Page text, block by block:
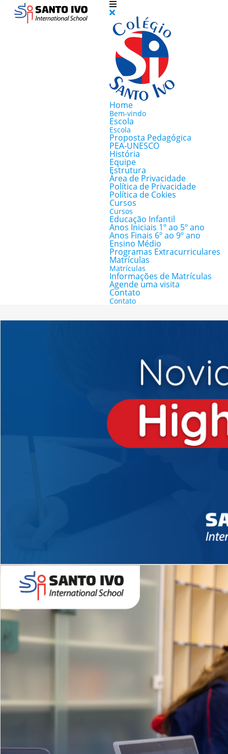
Home
Bem-vindo
Escola
Escola
Proposta Pedagógica
PEA-UNESCO
História
Equipe
Estrutura
Área de Privacidade
Política de Privacidade
Política de Cokies
Cursos
Cursos
Educação Infantil
Anos Iniciais 1º ao 5º ano
Anos Finais 6º ao 9º ano
Ensino Médio
Programas Extracurriculares
Matrículas
Matrículas
Informações de Matrículas
Agende uma visita
Contato
Contato
Novidades 2026 High School
EDUCAÇÃO INFANTIL
Inglês todos os dias
MÉDIO
igh School
Dupla Diplomação